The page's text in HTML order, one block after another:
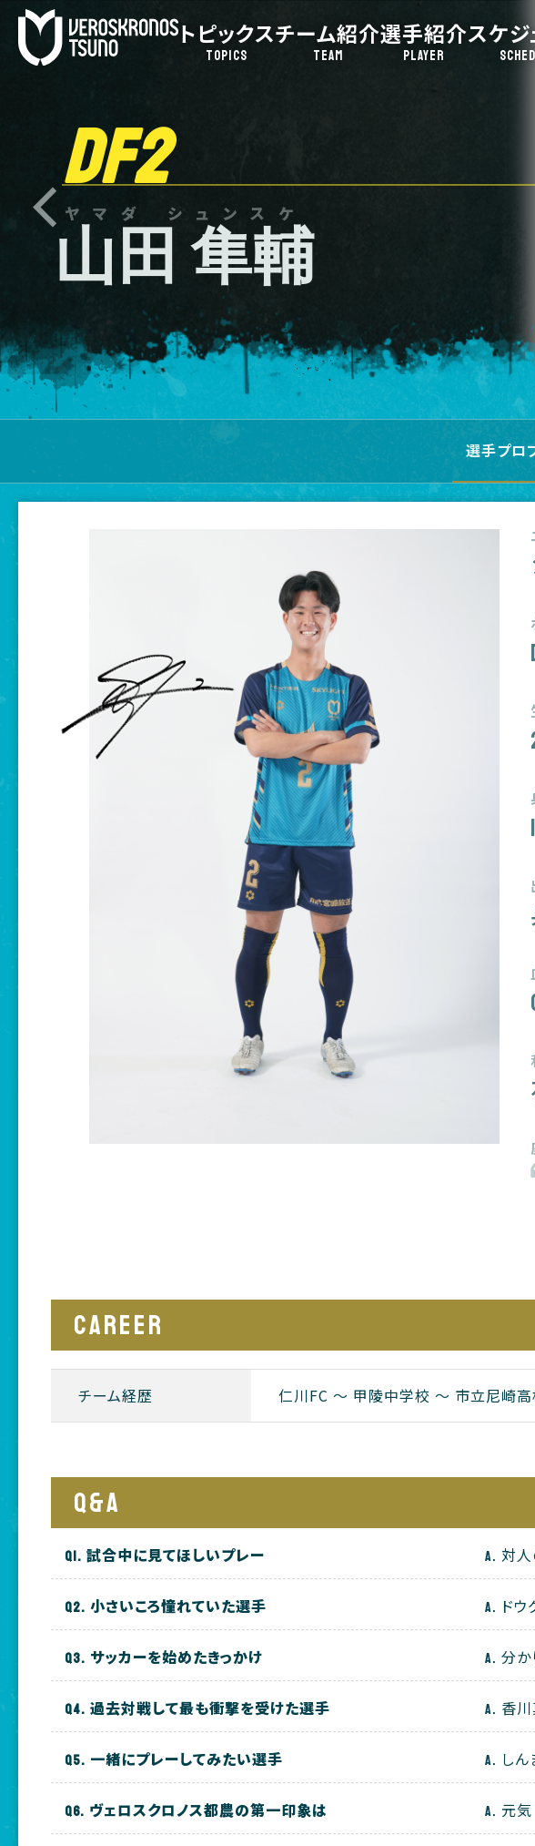
トピックス
TOPICS
チーム紹介
TEAM
選手紹介
PLAYER
スケ
DF2
ヤマダ シュンスケ
山田 隼輔
選手プロ
CAREER
チーム経歴 仁川FC 〜 甲陵中学校 〜 市立尼崎
Q&A
試合中に見てほしいプレー 対
小さいころ憧れていた選手 ドウ
サッカーを始めたきっかけ 分か
過去対戦して最も衝撃を受けた選手 香
一緒にプレーしてみたい選手 しん
ヴェロスクロノス都農の第一印象は 元気